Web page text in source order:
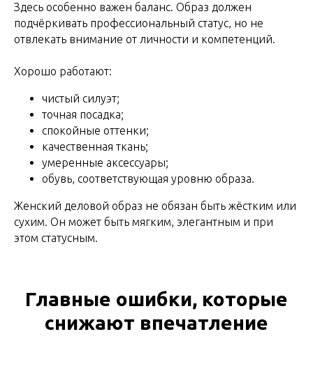
Здесь особенно важен баланс. Образ должен
подчёркивать профессиональный статус, но не
отвлекать внимание от личности и компетенций.
Хорошо работают:
чистый силуэт;
точная посадка;
спокойные оттенки;
качественная ткань;
умеренные аксессуары;
обувь, соответствующая уровню образа.
Женский деловой образ не обязан быть жёстким или
сухим. Он может быть мягким, элегантным и при
этом статусным.
Главные ошибки, которые
снижают впечатление